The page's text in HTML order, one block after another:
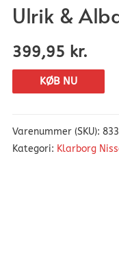
Ulrik &
399,95 kr.
KØB NU
Varenummer (SKU):
Kategori: Klarborg